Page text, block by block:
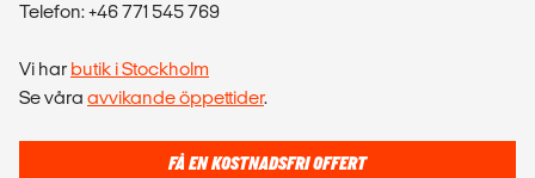
Telefon: +46 771 545 769
Vi har butik i Stockholm
Se våra avvikande öppettider.
FÅ EN KOSTNADSFRI OFFERT